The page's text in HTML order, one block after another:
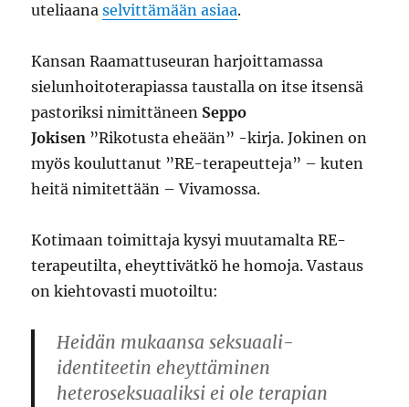
uteliaanaselvittämään asiaa.
Kansan Raamattuseuran harjoittamassa
sielunhoitoterapiassa taustalla on itse itsensä
pastoriksi nimittäneen Seppo
Jokisen ”Rikotusta eheään” -kirja. Jokinen on
myös kouluttanut ”RE-terapeutteja” – kuten
heitä nimitettään – Vivamossa.
Kotimaan toimittaja kysyi muutamalta RE-
terapeutilta, eheyttivätkö he homoja. Vastaus
on kiehtovasti muotoiltu:
Heidän mukaansa seksuaali-
identiteetin eheyttäminen
heteroseksuaaliksi ei ole terapian